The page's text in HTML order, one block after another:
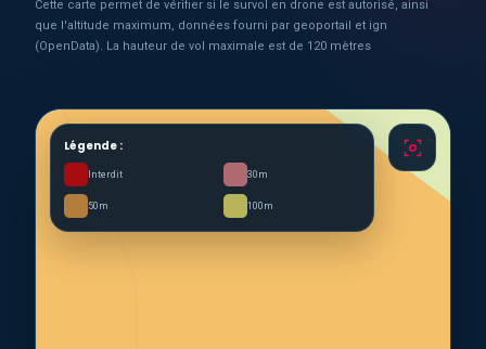
Cette carte permet de vérifier si le survol en drone est autorisé, ainsi
que l'altitude maximum, données fourni par geoportail et ign
(OpenData). La hauteur de vol maximale est de 120 mètres
Légende :
Interdit 30m
50m 100m